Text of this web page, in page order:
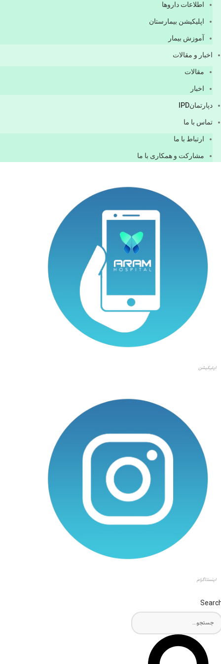
اطلاعات دارو‌ها
اپليكيشن بيمارستان
آموزش بیمار
اخبار و مقالات
مقالات
اخبار
دپارتمانIPD
تماس با ما
ارتباط با ما
مشاركت و همكاری با ما
اپلیکیشن
اینستاگرام